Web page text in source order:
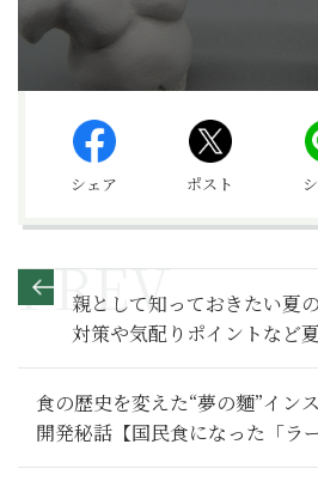
シェア ポスト
親として知っておきたい夏
対策や気配りポイントなど
説【婚礼の作法】
食の歴史を変えた“夢の麵”イン
開発秘話【国民食になった「ラ